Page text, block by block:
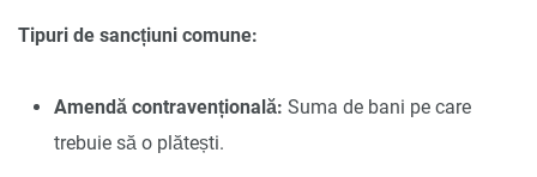
Tipuri de sancțiuni comune:
Amendă contravențională: Suma de bani pe care
trebuie să o plătești.